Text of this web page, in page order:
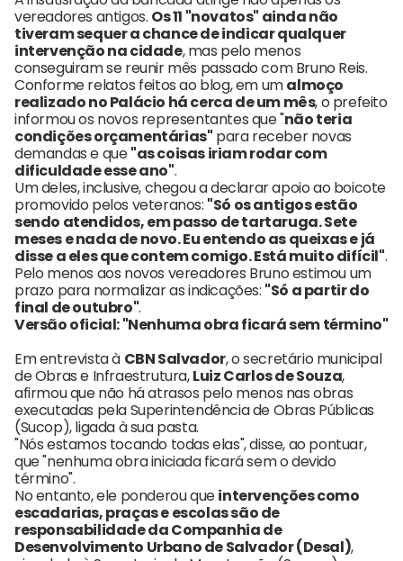
vereadores antigos. Os 11 "novatos" ainda não
tiveram sequer a chance de indicar qualquer
intervenção na cidade, mas pelo menos
conseguiram se reunir mês passado com Bruno Reis.
Conforme relatos feitos ao blog, em umalmoço
realizado no Palácio há cerca de um mês, o prefeito
informou os novos representantes que "não teria
condições orçamentárias" para receber novas
demandas e que"as coisas iriam rodar com
dificuldade esse ano".
Um deles, inclusive, chegou a declarar apoio ao boicote
promovido pelos veteranos: "Só os antigos estão
sendo atendidos, em passo de tartaruga. Sete
meses e nada de novo. Eu entendo as queixas e já
disse a eles que contem comigo. Está muito difícil".
Pelo menos aos novos vereadores Bruno estimou um
prazo para normalizar as indicações: "Só a partir do
final de outubro".
Versão oficial: "Nenhuma obra ficará sem término"
Em entrevista à CBN Salvador, o secretário municipal
de Obras e Infraestrutura,Luiz Carlos de Souza,
afirmou que não há atrasos pelo menos nas obras
executadas pela Superintendência de Obras Públicas
(Sucop), ligada à sua pasta.
"Nós estamos tocando todas elas", disse, ao pontuar,
que "nenhuma obra iniciada ficará sem o devido
término".
No entanto, ele ponderou queintervenções como
escadarias, praças e escolas são de
responsabilidade da Companhia de
Desenvolvimento Urbano de Salvador (Desal),